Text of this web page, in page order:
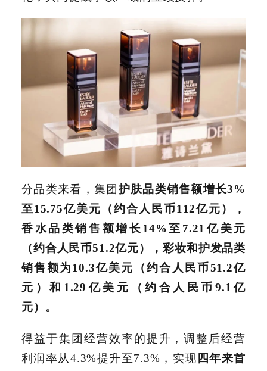
分品类来看，集团护肤品类销售额增长3%
至15.75亿美元（约合人民币112亿元），
香水品类销售额增长14%至7.21亿美元
（约合人民币51.2亿元），彩妆和护发品类
销售额为10.3亿美元（约合人民币51.2亿
元）和1.29亿美元（约合人民币9.1亿
元）。
得益于集团经营效率的提升，调整后经营
利润率从4.3%提升至7.3%，实现 四年来首